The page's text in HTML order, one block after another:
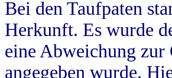
Bei den Taufpaten
Herkunft. Es wurde
eine Abweichung zur
angegeben wurde.